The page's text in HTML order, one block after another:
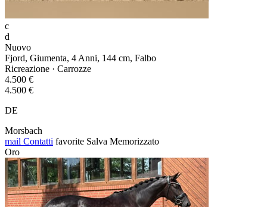
c
d
Nuovo
Fjord, Giumenta, 4 Anni, 144 cm, Falbo
Ricreazione · Carrozze
4.500 €
4.500 €
DE
Morsbach
mail Contatti favorite Salva Memorizzato
Oro